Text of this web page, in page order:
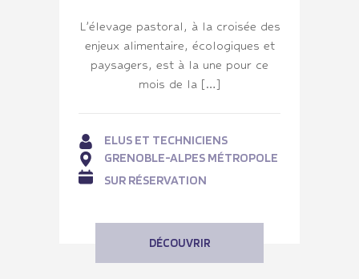
L’élevage pastoral, à la croisée des
enjeux alimentaire, écologiques et
paysagers, est à la une pour ce
mois de la […]
ELUS ET TECHNICIENS
GRENOBLE-ALPES MÉTROPOLE
SUR RÉSERVATION
DÉCOUVRIR